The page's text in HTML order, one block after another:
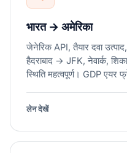
भारत → अमेरिका
जेनेरिक API, तैयार दवा
हैदराबाद → JFK, नेवार्क,
स्थिति महत्वपूर्ण। GDP एयर
लेन देखें